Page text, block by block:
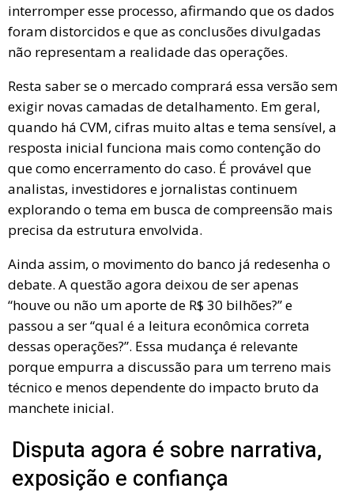
interromper esse processo, afirmando que os dados
foram distorcidos e que as conclusões divulgadas
não representam a realidade das operações.
Resta saber se o mercado comprará essa versão sem
exigir novas camadas de detalhamento. Em geral,
quando há CVM, cifras muito altas e tema sensível, a
resposta inicial funciona mais como contenção do
que como encerramento do caso. É provável que
analistas, investidores e jornalistas continuem
explorando o tema em busca de compreensão mais
precisa da estrutura envolvida.
Ainda assim, o movimento do banco já redesenha o
debate. A questão agora deixou de ser apenas
“houve ou não um aporte de R$ 30 bilhões?” e
passou a ser “qual é a leitura econômica correta
dessas operações?”. Essa mudança é relevante
porque empurra a discussão para um terreno mais
técnico e menos dependente do impacto bruto da
manchete inicial.
Disputa agora é sobre narrativa,
exposição e confiança